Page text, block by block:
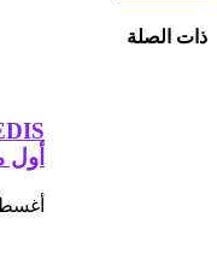
ذات الصلة
أول
أغسطس